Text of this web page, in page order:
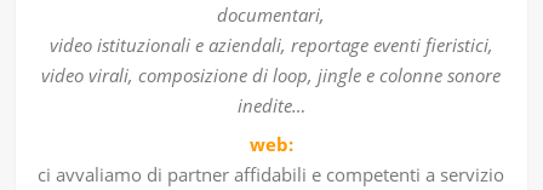
documentari,
video istituzionali e aziendali, reportage eventi fieristici,
video virali, composizione di loop, jingle e colonne sonore
inedite…
web:
ci avvaliamo di partner affidabili e competenti a servizio